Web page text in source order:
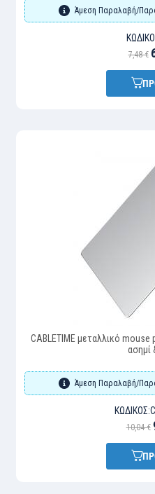
Άμεση Παραλαβή/
7,48 €
CABLETIME μεταλλικό mouse
ασημί
Άμεση Παραλαβή/
ΚΩΔΙΚΌΣ:
10,04 €